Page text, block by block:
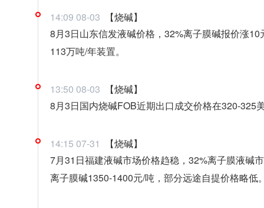
14:09 08-03
【烧碱】
8月3日山东信发液碱价格，32%离子膜碱报价涨
113万吨/年装置。
13:50 08-03
【烧碱】
8月3日国内烧碱FOB近期出口成交价格在320-325
14:15 07-31
【烧碱】
7月31日福建液碱市场价格趋稳，32%离子膜液碱
离子膜碱1350-1400元/吨，部分远途自提价格略低